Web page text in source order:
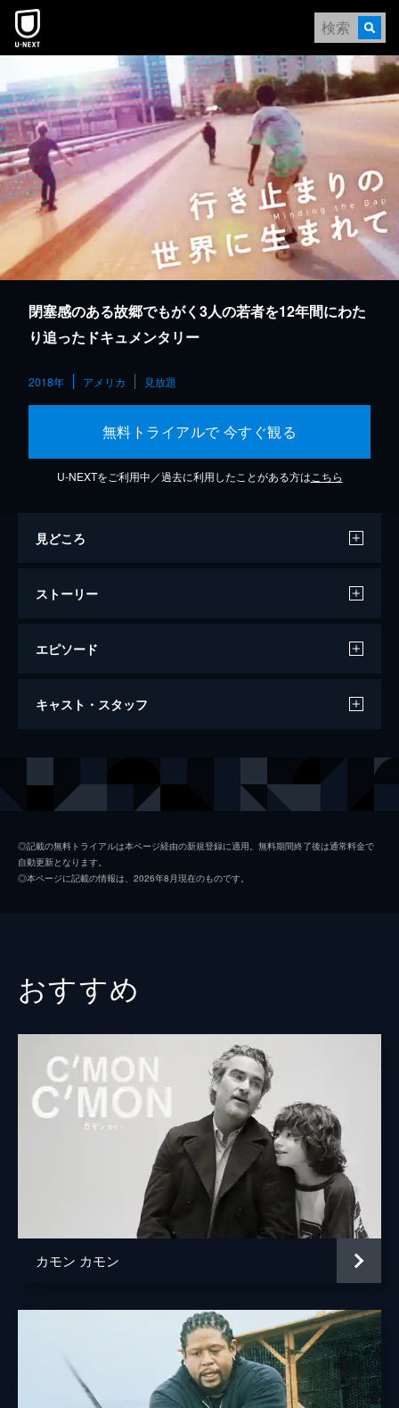
本文へスキップ
閉塞感のある故郷でもがく3人の若者を12年間にわた
り追ったドキュメンタリー
2018年 アメリカ 見放題
無料トライアルで 今すぐ観る
U-NEXTをご利用中／過去に利用したことがある方は こちら
見どころ
ストーリー
エピソード
行き止まりの世界に生まれて
キャスト・スタッフ
ビン・リュー
◎記載の無料トライアルは本ページ経由の新規登録に適用。無料期間終了後は通常料金で
自動更新となります。
◎本ページに記載の情報は、2026年8月現在のものです。
おすすめ
カモン カモン